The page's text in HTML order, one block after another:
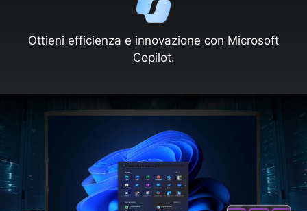
Ottieni efficienza e innovazione con Microsoft
Copilot.